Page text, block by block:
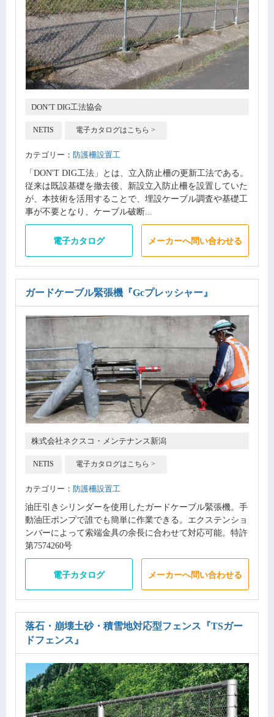
DON’T DIG工法協会
NETIS 電子カタログはこちら >
カテゴリー： 防護柵設置工
「DON'T DIG工法」とは、立入防止柵の更新工法である。
従来は既設基礎を撤去後、新設立入防止柵を設置していた
が、本技術を活用することで、埋設ケーブル調査や基礎工
事が不要となり、ケーブル破断...
電子カタログ メーカーへ問い合わせる
ガードケーブル緊張機 『Gcプレッシャー』
株式会社ネクスコ・メンテナンス新潟
NETIS 電子カタログはこちら >
カテゴリー： 防護柵設置工
油圧引きシリンダーを使用したガードケーブル緊張機。手
動油圧ポンプで誰でも簡単に作業できる。エクステンショ
ンバーによって索端金具の余長に合わせて対応可能。特許
第7574260号
電子カタログ メーカーへ問い合わせる
落石・崩壊土砂・積雪地対応型フェンス 『TSガー
ドフェンス』